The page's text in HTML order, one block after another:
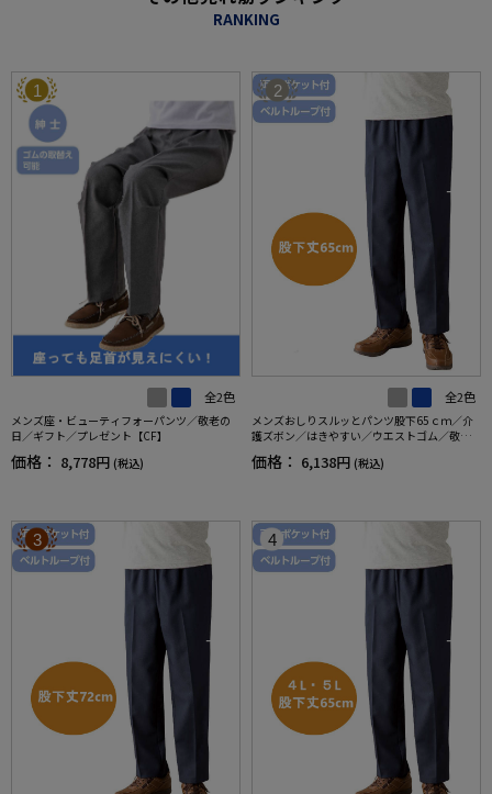
RANKING
1
全2色
メンズ座・ビューティフォーパンツ／敬老の
日／ギフト／プレゼント【CF】
価格： 8,778円 (税込)
2
全2色
メンズおしりスルッとパンツ股下65ｃｍ／介
護ズボン／はきやすい／ウエストゴム／敬老
の日／ギフト／プレゼント【CF】
価格： 6,138円 (税込)
3 4